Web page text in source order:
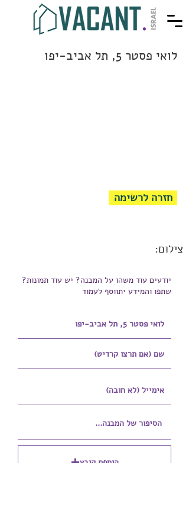
לואי פסטר 5, תל אביב-יפו
חזרה לרשימה
צילום:
יודעים עוד משהו על המבנה? יש עוד תמונות?
שתפו והמידע יתווסף לעמוד
הוספת קובץ